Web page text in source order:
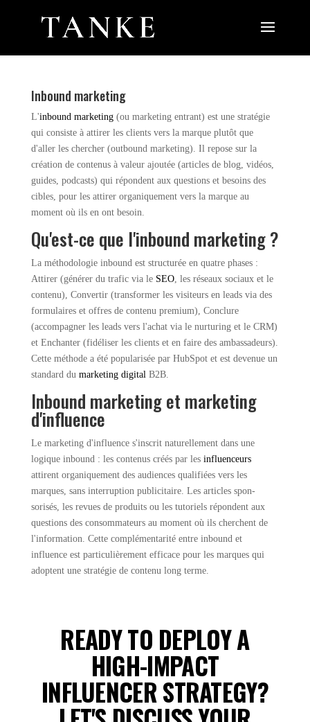
Inbound marketing
L'inbound marketing(ou marketing entrant) est une stratégie
qui consiste à attirer les clients vers la marque plutôt que
d'aller les chercher (outbound marketing). Il repose sur la
création de contenus à valeur ajoutée (articles de blog, vidéos,
guides, podcasts) qui répondent aux questions et besoins des
cibles, pour les attirer organiquement vers la marque au
moment où ils en ont besoin.
Qu'est-ce que l'inbound marketing ?
La méthodologie inbound est structurée en quatre phases :
Attirer (générer du trafic via le SEO, les réseaux sociaux et le
contenu), Convertir (transformer les visiteurs en leads via des
formulaires et offres de contenu premium), Conclure
(accompagner les leads vers l'achat via le nurturing et le CRM)
et Enchanter (fidéliser les clients et en faire des ambassadeurs).
Cette méthode a été popularisée par HubSpot et est devenue un
standard du marketing digitalB2B.
Inbound marketing et marketing
d'influence
Le marketing d'influence s'inscrit naturellement dans une
logique inbound : les contenus créés par les influenceurs
attirent organiquement des audiences qualifiées vers les
marques, sans interruption publicitaire. Les articles spon­
sorisés, les revues de produits ou les tutoriels répondent aux
questions des consommateurs au moment où ils cherchent de
l'information. Cette complémentarité entre inbound et
influence est particulièrement efficace pour les marques qui
adoptent une stratégie de contenu long terme.
READY TO DEPLOY A
HIGH-IMPACT
INFLUENCER STRATEGY?